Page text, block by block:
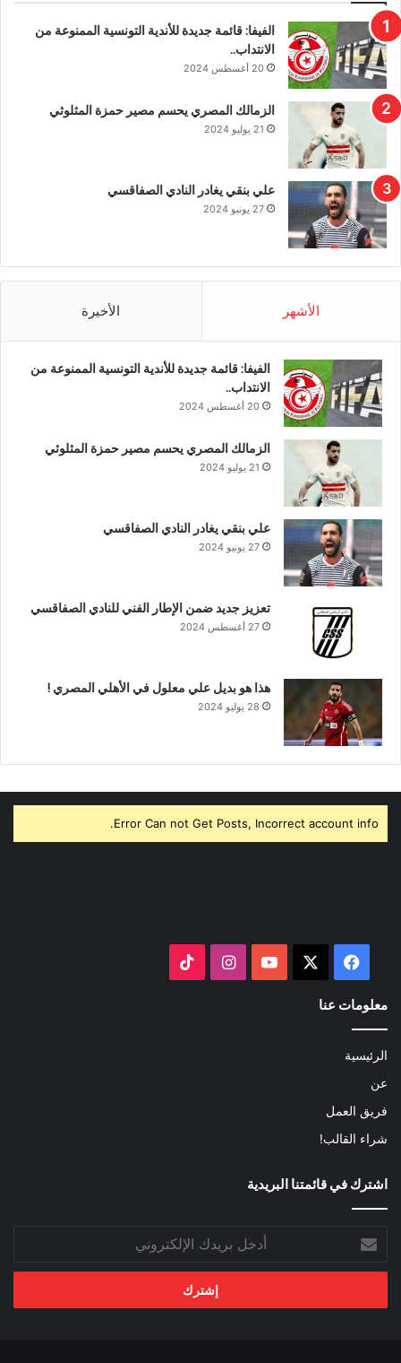
الفيفا: قائمة جديدة للأندية التونسية الممنوعة من
الانتداب..
20 أغسطس 2024
الزمالك المصري يحسم مصير حمزة المثلوثي
21 يوليو 2024
علي بنقي يغادر النادي الصفاقسي
27 يونيو 2024
الأشهر الأخيرة
الفيفا: قائمة جديدة للأندية التونسية الممنوعة من
الانتداب..
20 أغسطس 2024
الزمالك المصري يحسم مصير حمزة المثلوثي
21 يوليو 2024
علي بنقي يغادر النادي الصفاقسي
27 يونيو 2024
تعزيز جديد ضمن الإطار الفني للنادي الصفاقسي
27 أغسطس 2024
هذا هو بديل علي معلول في الأهلي المصري !
28 يوليو 2024
Error Can not Get Posts, Incorrect account info.
فيسبوك ‫YouTubeانستقرام
معلومات عنا
الرئيسية
عن
فريق العمل
شراء القالب!
اشترك في قائمتنا البريدية
بريدك
الإلكتروني